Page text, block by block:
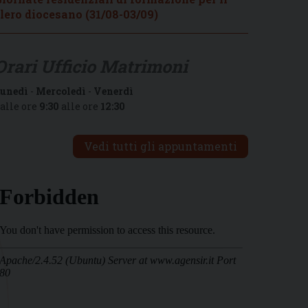
diocesano (31/08-03/09)
- Mercoledì - Venerdì
ore 9:30 alle ore 12:30
Vedi tutti gli appuntamenti